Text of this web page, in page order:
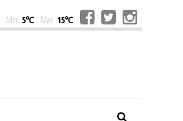
Min: 5℃ Max: 15℃